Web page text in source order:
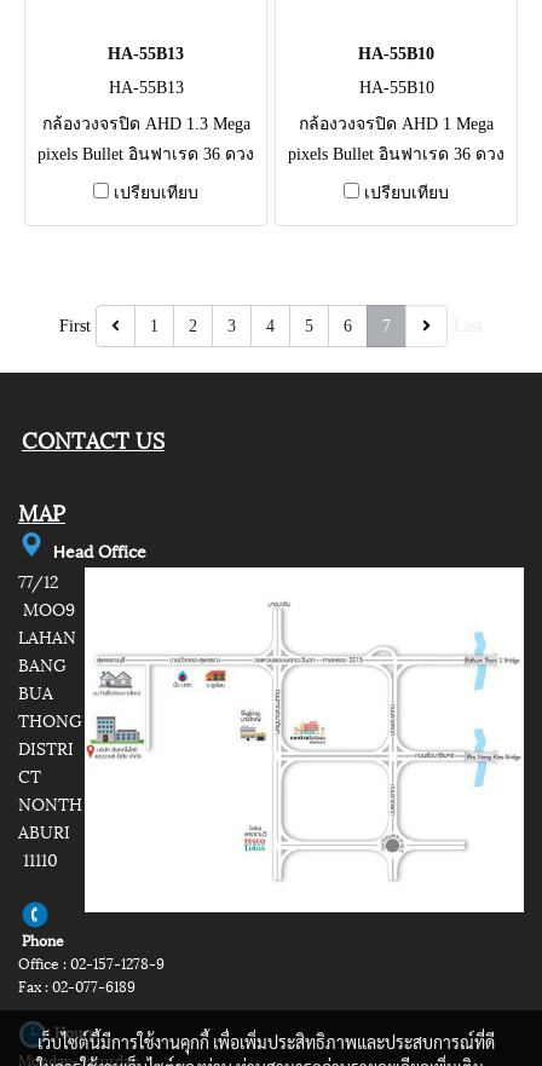
HA-55B13
HA-55B13
กล้องวงจรปิด AHD 1.3 Mega
pixels Bullet อินฟาเรด 36 ดวง
ระยะ 15-20 เมตร เลนท์ 3.6
เปรียบเทียบ
HA-55B10
HA-55B10
กล้องวงจรปิด AHD 1 Mega
pixels Bullet อินฟาเรด 36 ดวง
ระยะ 15-20 เมตร เลนท์ 2.8
เปรียบเทียบ
First 1 2 3 4 5 6 7
CONTACT US
MAP
Head Office
77/12
MOO9
LAHAN
BANG
BUA
THONG
DISTRI
CT
NONTH
ABURI
11110
Phone
Office : 02-157-1278-9
Fax : 02-077-6189
Hours
Monday-Saturday
เว็บไซต์นี้มีการใช้งานคุกกี้ เพื่อเพิ่มประสิทธิภาพและประสบการณ์ที่ดี